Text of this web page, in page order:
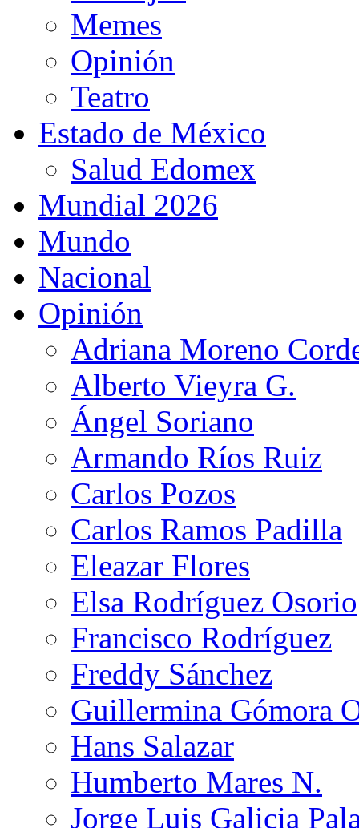
Memes
Opinión
Teatro
Estado de México
Salud Edomex
Mundial 2026
Mundo
Nacional
Opinión
Adriana Moreno
Alberto Vieyra G.
Ángel Soriano
Armando Ríos Ruiz
Carlos Pozos
Carlos Ramos Padilla
Eleazar Flores
Elsa Rodríguez Osorio
Francisco Rodríguez
Freddy Sánchez
Guillermina Gómora
Hans Salazar
Humberto Mares N.
Jorge Luis Galicia